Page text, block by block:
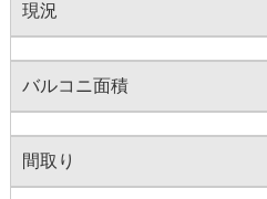
現況
バルコニ面積
間取り